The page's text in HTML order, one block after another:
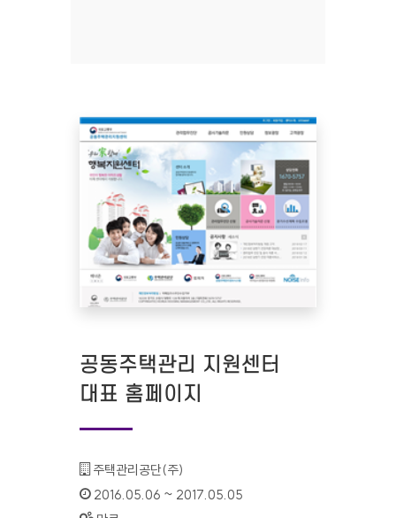
공동주택관리 지원센터
대표 홈페이지
기관명 :
주택관리공단(주)
인증기간 :
2016.05.06 ~ 2017.05.05